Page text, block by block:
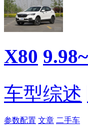
还有呢！新款奔
·天生带“光环” 奔
·价高定能得好评
·价高能得好评？
·长得帅视野又好
·扒新车丨下半年
降价促销
X80
车型综述
参数配置 文章 二手车